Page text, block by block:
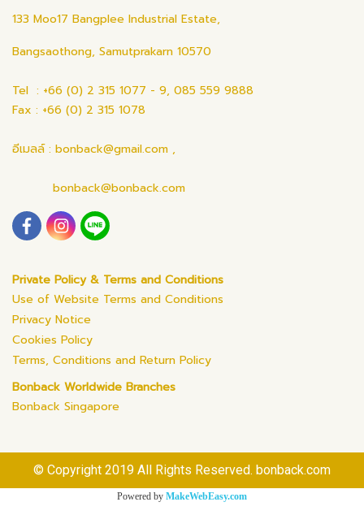
133 Moo17 Bangplee Industrial Estate,
Bangsaothong, Samutprakarn 10570
Tel : +66 (0) 2 315 1077 - 9, 085 559 9888
Fax : +66 (0) 2 315 1078
อีเมลล์ : bonback@gmail.com ,
bonback@bonback.com
Private Policy & Terms and Conditions
Use of Website Terms and Conditions
Privacy Notice
Cookies Policy
Terms, Conditions and Return Policy
Bonback Worldwide Branches
Bonback Singapore
© Copyright 2019 All Rights Reserved. bonback.com
Powered by MakeWebEasy.com